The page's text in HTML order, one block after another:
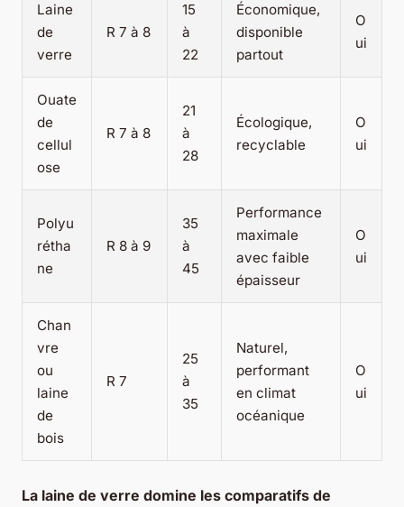
Laine
de
verre
R 7 à 8
15
à
22
Économique,
disponible
partout
O
ui
Ouate
de
cellul
ose
R 7 à 8
21
à
28
Écologique,
recyclable
O
ui
Polyu
rétha
ne
R 8 à 9
35
à
45
Performance
maximale
avec faible
épaisseur
O
ui
Chan
vre
ou
laine
de
bois
R 7
25
à
35
Naturel,
performant
en climat
océanique
O
ui
La laine de verre domine les comparatifs de